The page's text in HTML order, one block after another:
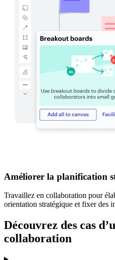
Améliorer la planification
Travaillez en collaboration pour
orientation stratégique et fixer des
Découvrez des cas
collaboration